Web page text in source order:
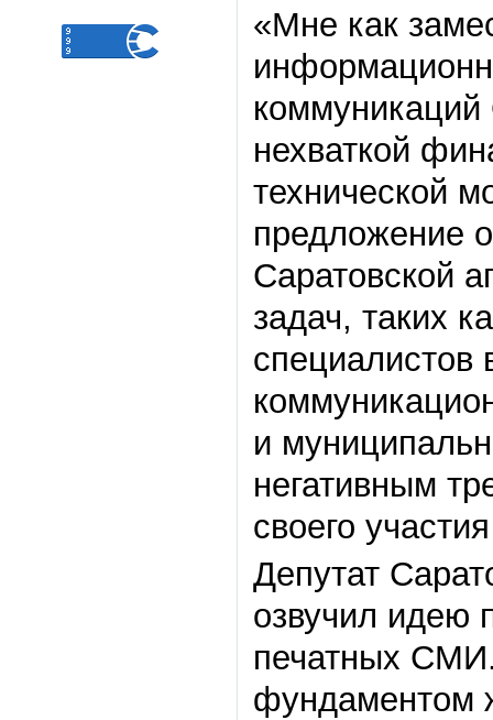
«Мне как
нехваткой
технической
предложение
Саратовской
задач, таких
и
негативным
своего
Депутат
озвучил идею
печатных
фундаментом